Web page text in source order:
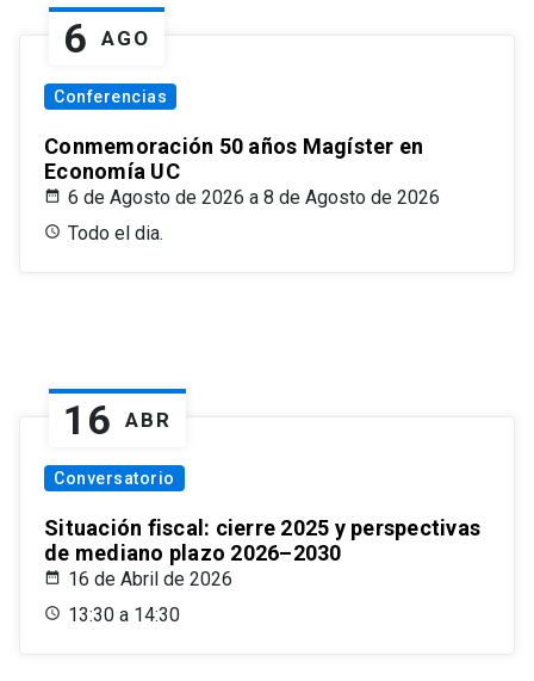
6 AGO
Conferencias
Conmemoración 50 años Magíster en
Economía UC
6 de Agosto de 2026 a 8 de Agosto de 2026
Todo el dia.
16 ABR
Conversatorio
Situación fiscal: cierre 2025 y perspectivas
de mediano plazo 2026–2030
16 de Abril de 2026
13:30 a 14:30